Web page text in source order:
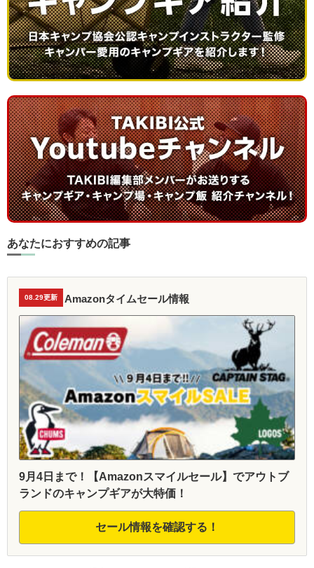
あなたにおすすめの記事
08.29更新 Amazonタイムセール情報
9月4日まで！【Amazonスマイルセール】でアウトブ
ランドのキャンプギアが大特価！
セール情報を確認する！